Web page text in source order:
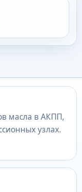
масла в АКПП,
узлах.